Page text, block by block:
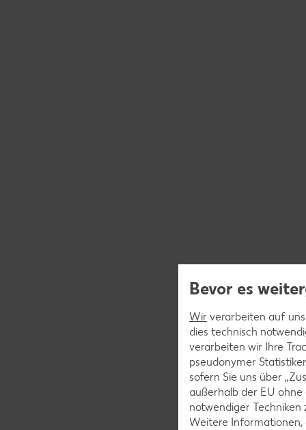
Bevor es
Wir verarbeiten auf
dies technisch
verarbeiten wir Ihre
pseudonymer
sofern Sie uns über
außerhalb der EU ohne
notwendiger Techniken
Weitere Informationen,